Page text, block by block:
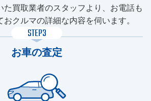
た買取業者のスタッフより、お電話も
おクルマの詳細な内容を伺います。
STEP3
お車の査定